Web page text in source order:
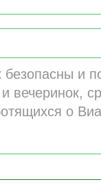
и
вечеринок,
о